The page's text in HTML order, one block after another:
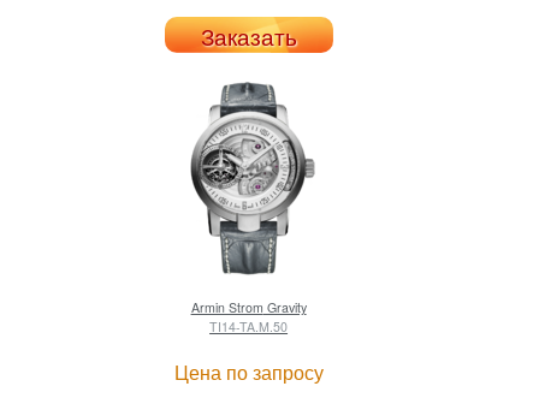
Заказать
Armin Strom Gravity
TI14-TA.M.50
Цена по запросу